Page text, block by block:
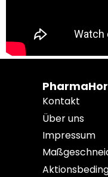
Kontakt
Über uns
Impressum